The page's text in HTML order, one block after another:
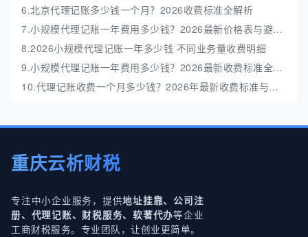
6.北京代理记账多少钱一个月？2026收费标准全解析
7.小规模代理记账一年费用多少钱？2026最新价格表与避坑指南
8.2026小规模代理记账一年多少钱 不同业务量收费明细
9.小规模代理记账一年费用多少钱？2026最新收费标准全解析
10.代理记账收费一个月多少钱？2026年最新收费标准与避坑指南
重庆云析财税
专注中小企业服务，提供地址挂靠、公司注
册、代理记账、财税服务、软著代办等企业
工商财税服务。专业团队，让创业更简单。